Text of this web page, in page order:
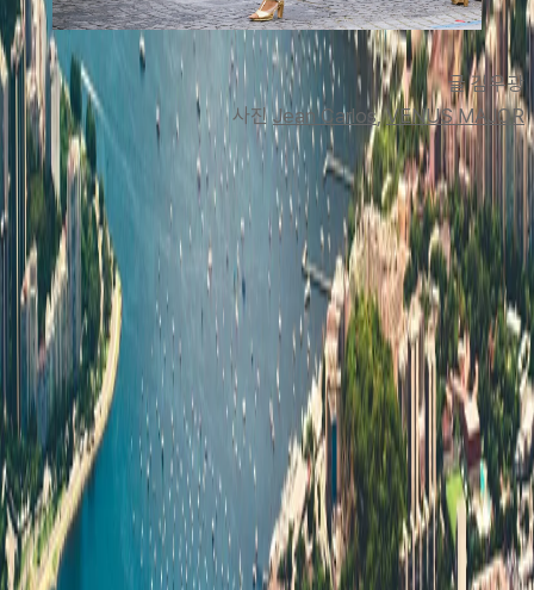
글 김우광
사진 Jean Carlos, VENUS MAJOR
맨 위로
여행지
유럽
아시아
아프리카
중남미
북미
오세아니아
극지
99 different holidays
스타일
하이킹 & 트레킹
레일
애니멀
클래식